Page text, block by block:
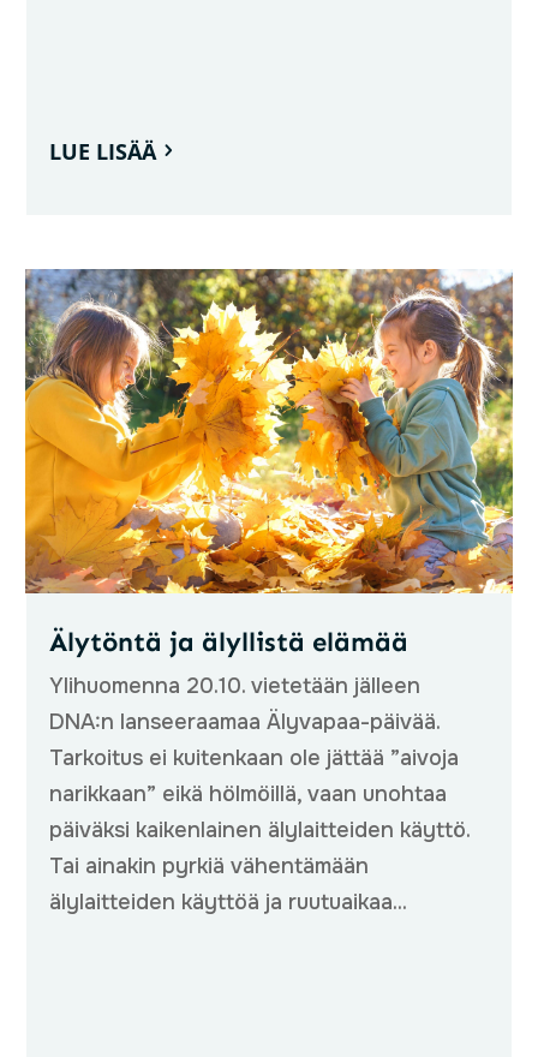
LUE LISÄÄ
Älytöntä ja älyllistä elämää
Ylihuomenna 20.10. vietetään jälleen
DNA:n lanseeraamaa Älyvapaa-päivää.
Tarkoitus ei kuitenkaan ole jättää ”aivoja
narikkaan” eikä hölmöillä, vaan unohtaa
päiväksi kaikenlainen älylaitteiden käyttö.
Tai ainakin pyrkiä vähentämään
älylaitteiden käyttöä ja ruutuaikaa...